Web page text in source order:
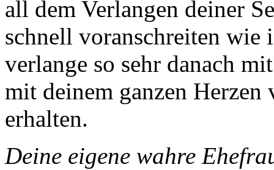
all dem Verlangen deiner
schnell voranschreiten wie
verlange so sehr danach
mit deinem ganzen Herzen
erhalten.
Deine eigene wahre